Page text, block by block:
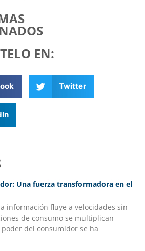
EN:
Twitter
Una fuerza transformadora en el
información fluye a velocidades sin
de consumo se multiplican
del consumidor se ha